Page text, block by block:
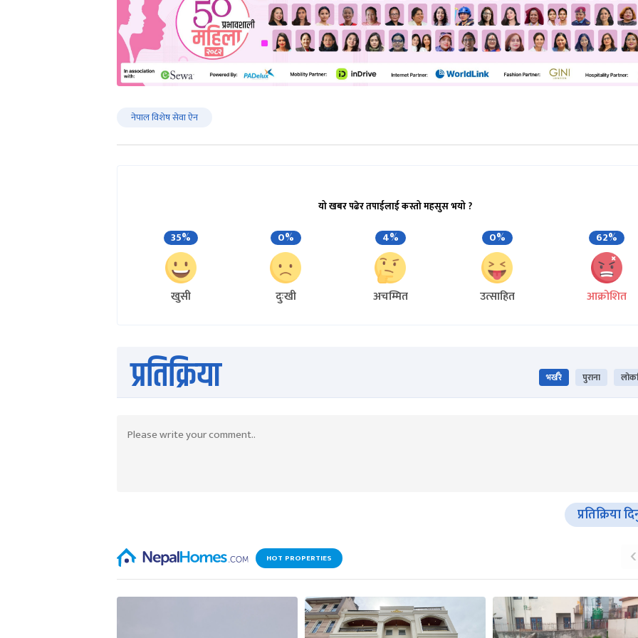
नेपाल विशेष सेवा ऐन
यो खबर पढेर तपाईलाई कस्तो महसुस भयो ?
35%
खुसी
0%
दुःखी
4%
अचम्मित
0%
उत्साहित
62%
आक्रोशित
प्रतिक्रिया भर्खरै पुराना
प्रतिक्रिया
HOT PROPERTIES ‹